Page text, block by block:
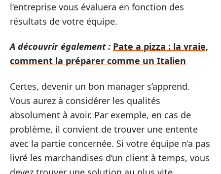
l’entreprise vous évaluera en fonction des
résultats de votre équipe.
A découvrir également : Pate a pizza : la vraie,
comment la préparer comme un Italien
Certes, devenir un bon manager s’apprend.
Vous aurez à considérer les qualités
absolument à avoir. Par exemple, en cas de
problème, il convient de trouver une entente
avec la partie concernée. Si votre équipe n’a pas
livré les marchandises d’un client à temps, vous